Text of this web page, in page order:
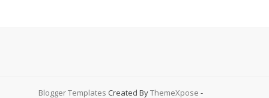
Blogger Templates Created ByThemeXpose -